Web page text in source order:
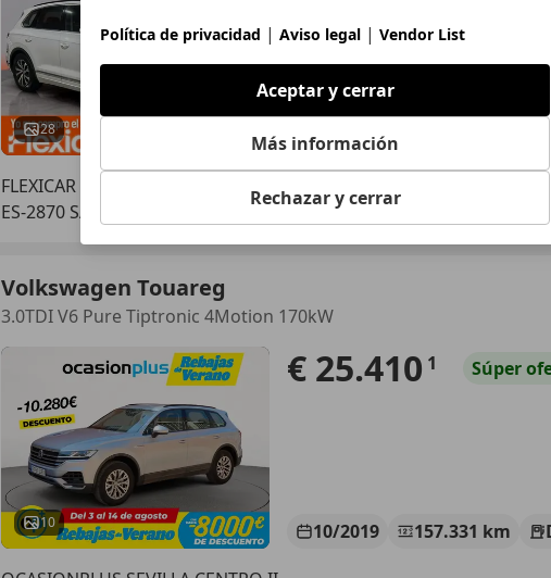
28 01/2019
FLEXICAR MADRID GRUPO
ES-2870 SAN SEBASTIAN DE LOS REYES
Volkswagen Touareg
3.0TDI V6 Pure Tiptronic 4Motion 170kW
10
€ 25.410 1 Súper
10/2019 157.331 km
Política de privacidad | Aviso legal | Vendor List
Aceptar y cerrar
Más información
Rechazar y cerrar